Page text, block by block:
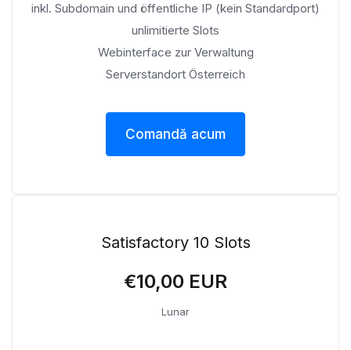
inkl. Subdomain und öffentliche IP (kein Standardport)
unlimitierte Slots
Webinterface zur Verwaltung
Serverstandort Österreich
Comandă acum
Satisfactory 10 Slots
€10,00 EUR
Lunar